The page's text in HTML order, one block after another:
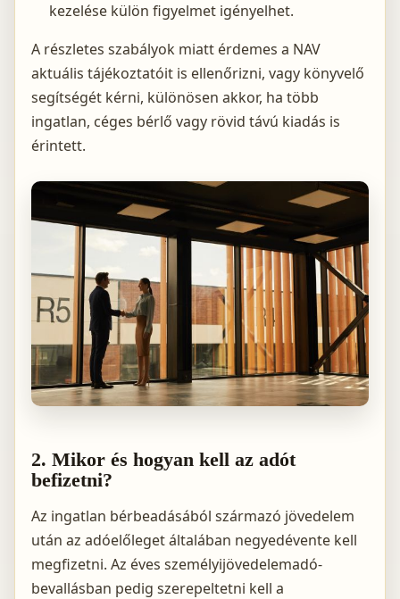
kezelése külön figyelmet igényelhet.
A részletes szabályok miatt érdemes a NAV
aktuális tájékoztatóit is ellenőrizni, vagy könyvelő
segítségét kérni, különösen akkor, ha több
ingatlan, céges bérlő vagy rövid távú kiadás is
érintett.
2. Mikor és hogyan kell az adót
befizetni?
Az ingatlan bérbeadásából származó jövedelem
után az adóelőleget általában negyedévente kell
megfizetni. Az éves személyijövedelemadó-
bevallásban pedig szerepeltetni kell a